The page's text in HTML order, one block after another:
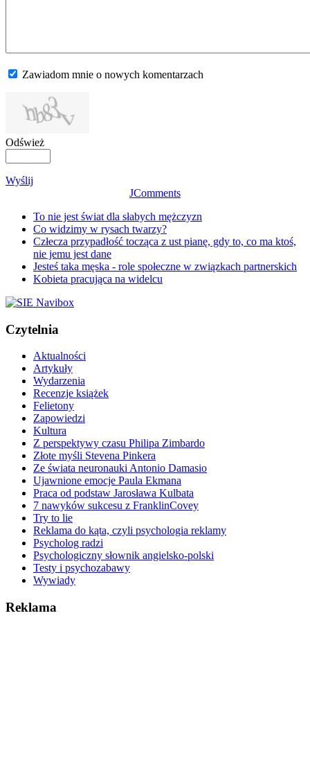
Zawiadom mnie o nowych komentarzach
Odśwież
Wyślij
JComments
To nie jest świat dla słabych mężczyzn
Co widzimy w rysach twarzy?
Człecza przypadłość tocząca z ust pianę, gdy to, co ma ktoś,
nie jemu jest dane
Jesteś taka męska - role społeczne w związkach partnerskich
Kobieta pracująca na widelcu
Czytelnia
Aktualności
Artykuły
Wydarzenia
Recenzje książek
Felietony
Zapowiedzi
Kultura
Z perspektywy czasu Philipa Zimbardo
Złote myśli Stevena Pinkera
Ze świata neuronauki Antonio Damasio
Ujawnione emocje Paula Ekmana
Praca od podstaw Jarosława Kulbata
7 nawyków sukcesu z FranklinCovey
Try to lie
Reklama do kąta, czyli psychologia reklamy
Psycholog radzi
Psychologiczny słownik angielsko-polski
Testy i psychozabawy
Wywiady
Reklama